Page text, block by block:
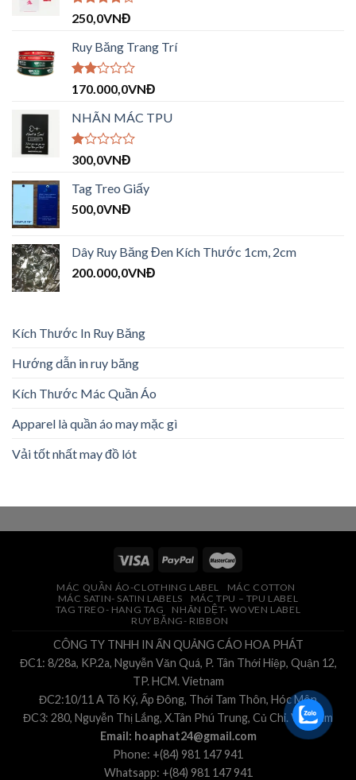
Được
xếp hạng
4.00
5
sao
250,0VNĐ
Ruy Băng Trang Trí
Được
hạng
2.09
5
170.000,0VNĐ
NHÃN MÁC TPU
Được
hạng
1.00
5
300,0VNĐ
Tag Treo Giấy
500,0VNĐ
Dây Ruy Băng Đen Kích Thước 1cm, 2cm
200.000,0VNĐ
Kích Thước In Ruy Băng
Hướng dẫn in ruy băng
Kích Thước Mác Quần Áo
Apparel là quần áo may mặc gì
Vải tốt nhất may đồ lót
MÁC QUẦN ÁO-CLOTHING LABEL
MÁC COTTON
MÁC SATIN- SATIN LABELS
MÁC TPU – TPU LABEL
TAG TREO- HANG TAG
NHÃN DỆT- WOVEN LABEL
RUY BĂNG- RIBBON
CÔNG TY TNHH IN ẤN QUẢNG CÁO HOA PHÁT
ĐC1: 8/28a, KP.2a, Nguyễn Văn Quá, P. Tân Thới Hiệp, Quận 12,
TP. HCM. Vietnam
ĐC2:10/11 A Tô Ký, Ấp Đông, Thới Tam Thôn, Hóc Môn
ĐC3: 280, Nguyễn Thị Lắng, X.Tân Phú Trung, Củ Chi. Vietnam
Email: hoaphat24@gmail.com
Phone: +(84) 981 147 941
Whatsapp: +(84) 981 147 941